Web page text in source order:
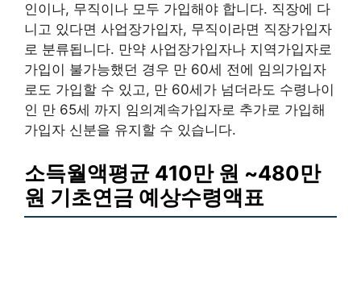
인이나, 무직이나 모두 가입해야 합니다. 직장에 다
니고 있다면 사업장가입자, 무직이라면 직장가입자
로 분류됩니다. 만약 사업장가입자나 지역가입자로
가입이 불가능했던 경우 만 60세 전에 임의가입자
로도 가입할 수 있고, 만 60세가 넘더라도 수령나이
인 만 65세 까지 임의계속가입자로 추가로 가입해
가입자 신분을 유지할 수 있습니다.
소득월액평균 410만 원 ~480만
원 기초연금 예상수령액표